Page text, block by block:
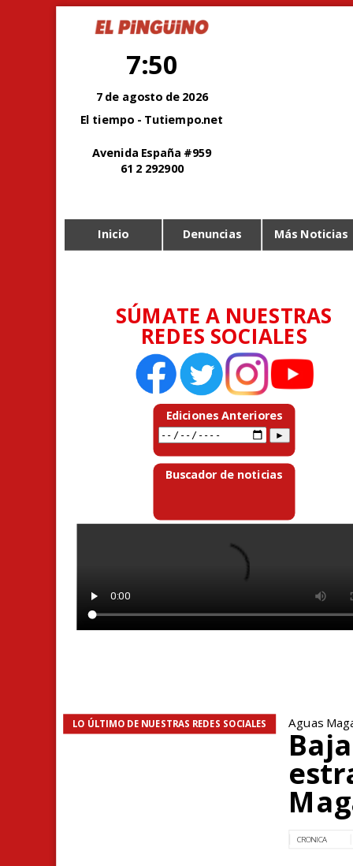
7:50
7 de agosto de 2026
El tiempo - Tutiempo.net
Avenida España #959
61 2 292900
Inicio Denuncias Más Noticias
SÚMATE A NUESTRAS
REDES SOCIALES
Ediciones Anteriores
Buscador de noticias
LO ÚLTIMO DE NUESTRAS REDES SOCIALES Aguas
CRONICA